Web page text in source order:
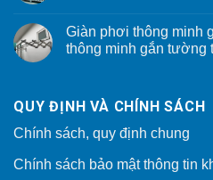
Giàn phơi thông minh
thông minh gắn tường
QUY ĐỊNH VÀ CHÍNH SÁCH
Chính sách, quy định chung
Chính sách bảo mật thông tin